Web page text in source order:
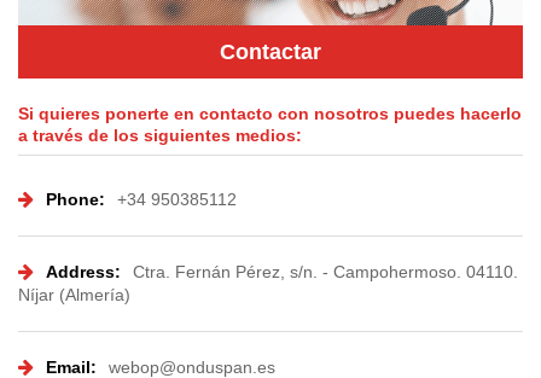
Contactar
Si quieres ponerte en contacto con nosotros puedes hacerlo
a través de los siguientes medios:
Phone: +34 950385112
Address:
Ctra. Fernán Pérez, s/n. - Campohermoso. 04110.
Níjar (Almería)
Email: webop@onduspan.es